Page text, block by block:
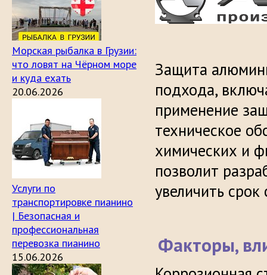
Морская рыбалка в Грузии:
что ловят на Чёрном море
и куда ехать
20.06.2026
Услуги по
транспортировке пианино
| Безопасная и
профессиональная
перевозка пианино
15.06.2026
Защита
подхода,
применение
техническое
химических и
позволит
увеличить
Факторы,